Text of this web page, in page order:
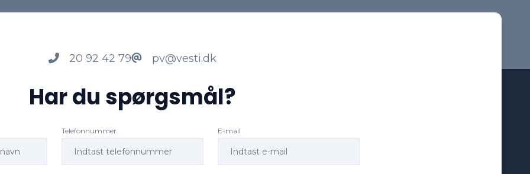
20 92 42 79 pv@vesti.dk
Har du spørgsmål?
Telefonnummer E-mail